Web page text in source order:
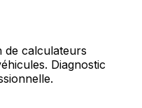
de calculateurs
Diagnostic